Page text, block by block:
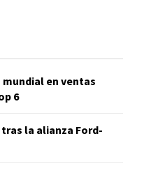
en ventas
6
la alianza Ford-